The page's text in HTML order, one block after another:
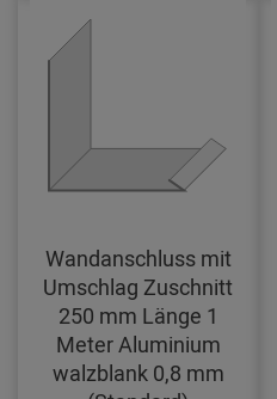
Wandanschluss mit
Umschlag Zuschnitt
250 mm Länge 1
Meter Aluminium
walzblank 0,8 mm